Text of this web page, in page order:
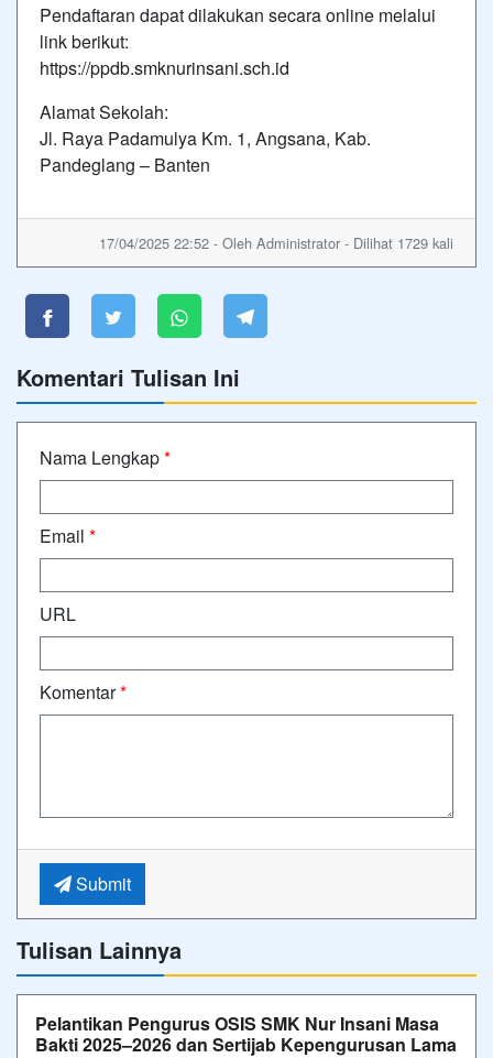
Pendaftaran dapat dilakukan secara online melalui
link berikut:
https://ppdb.smknurinsani.sch.id
Alamat Sekolah:
Jl. Raya Padamulya Km. 1, Angsana, Kab.
Pandeglang – Banten
17/04/2025 22:52 - Oleh Administrator - Dilihat 1729 kali
Komentari Tulisan Ini
Nama Lengkap*
Email *
URL
Komentar*
Submit
Tulisan Lainnya
Pelantikan Pengurus OSIS SMK Nur Insani Masa
Bakti 2025–2026 dan Sertijab Kepengurusan Lama